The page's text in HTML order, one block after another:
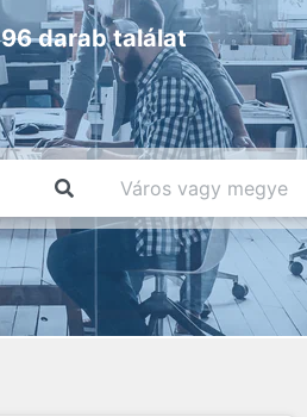
96 darab találat